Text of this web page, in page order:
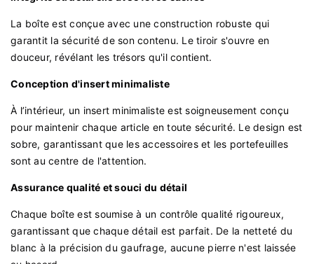
La boîte est conçue avec une construction robuste qui
garantit la sécurité de son contenu. Le tiroir s'ouvre en
douceur, révélant les trésors qu'il contient.
Conception d'insert minimaliste
À l’intérieur, un insert minimaliste est soigneusement conçu
pour maintenir chaque article en toute sécurité. Le design est
sobre, garantissant que les accessoires et les portefeuilles
sont au centre de l'attention.
Assurance qualité et souci du détail
Chaque boîte est soumise à un contrôle qualité rigoureux,
garantissant que chaque détail est parfait. De la netteté du
blanc à la précision du gaufrage, aucune pierre n'est laissée